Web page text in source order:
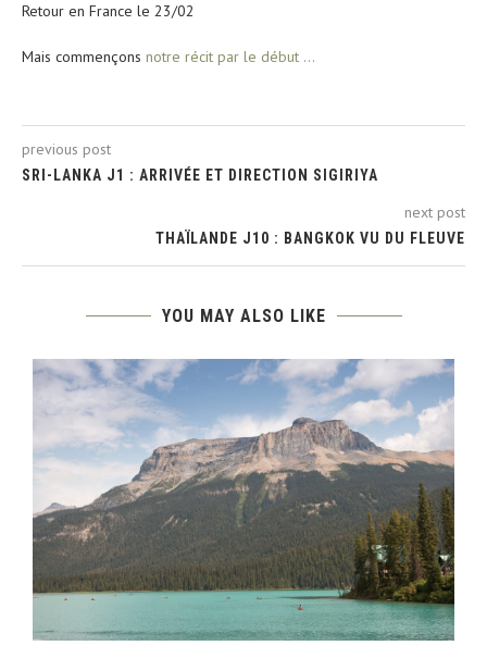
Retour en France le 23/02
Mais commençons notre récit par le début …
previous post
SRI-LANKA J1 : ARRIVÉE ET DIRECTION SIGIRIYA
next post
THAÏLANDE J10 : BANGKOK VU DU FLEUVE
YOU MAY ALSO LIKE